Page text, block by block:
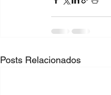
Posts Relacionados